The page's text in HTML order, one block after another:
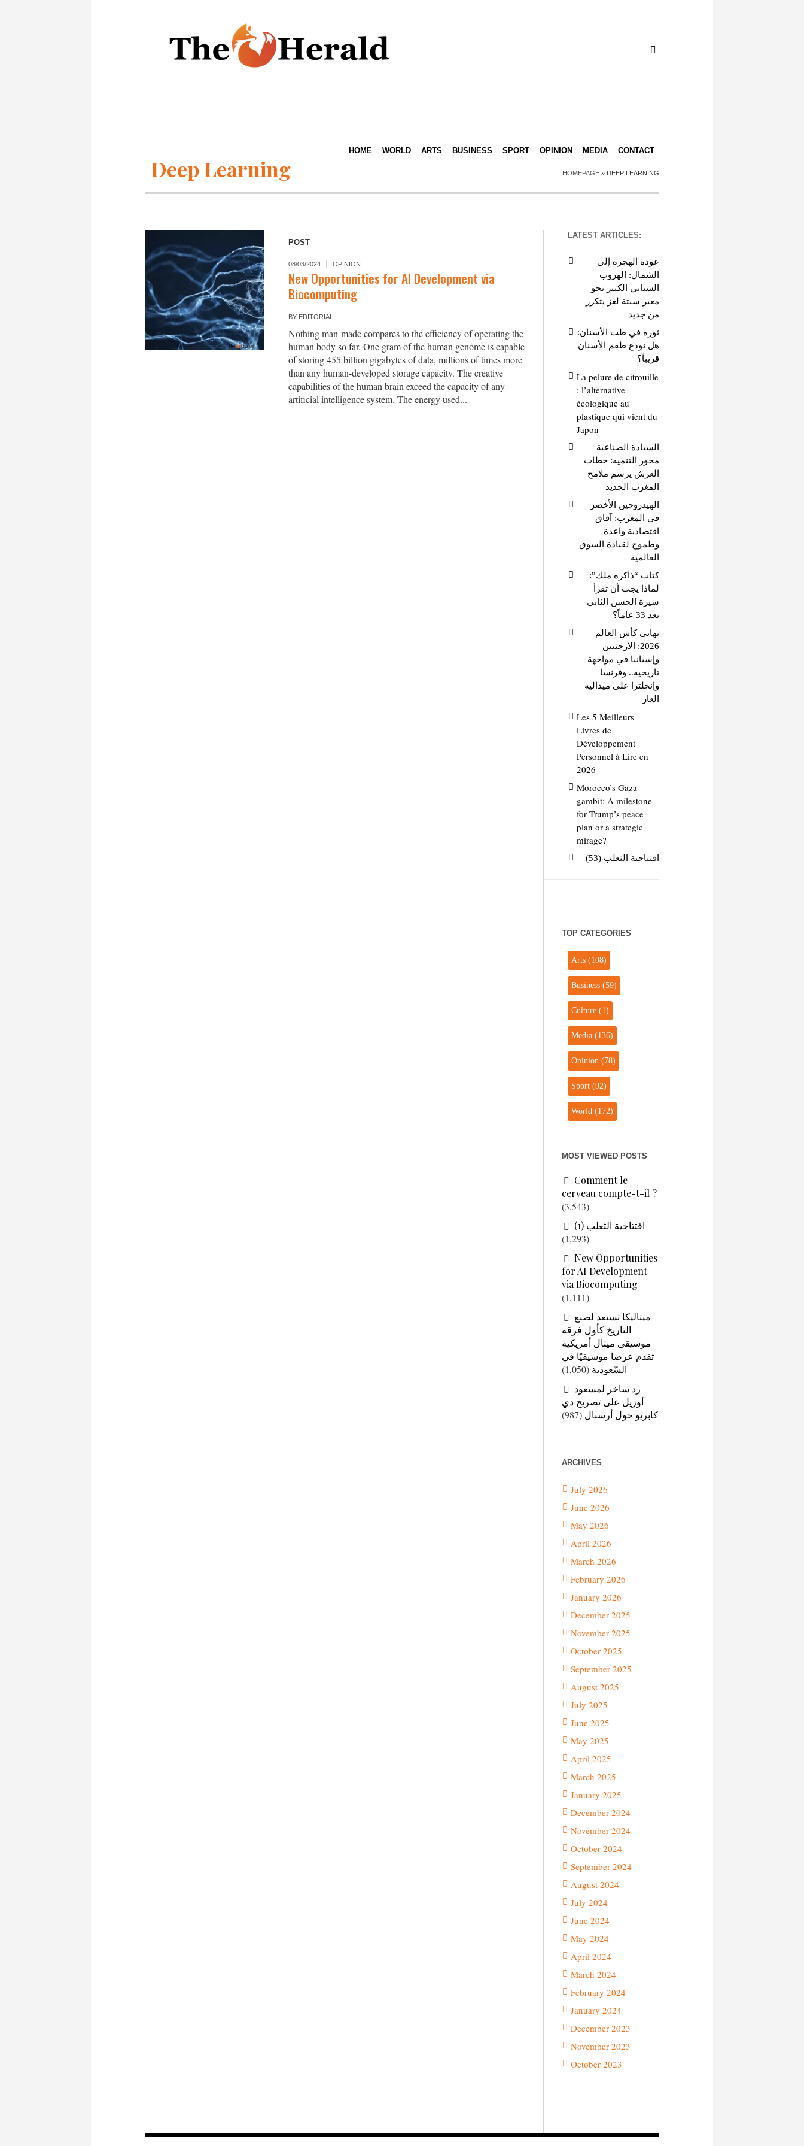
HOME WORLD ARTS BUSINESS SPORT OPINION MEDIA CONTACT
Deep Learning HOMEPAGE » DEEP LEARNING
POST
08/03/2024 OPINION
New Opportunities for AI Development via
Biocomputing
BY EDITORIAL
Nothing man-made compares to the efficiency of operating the
human body so far. One gram of the human genome is capable
of storing 455 billion gigabytes of data, millions of times more
than any human-developed storage capacity. The creative
capabilities of the human brain exceed the capacity of any
artificial intelligence system. The energy used...
LATEST ARTICLES:
عودة الهجرة إلى
الشمال: الهروب
الشبابي الكبير نحو
معبر سبتة لغز يتكرر
من جديد
ثورة في طب الأسنان:
هل نودع طقم الأسنان
قريباً؟
La pelure de citrouille
: l’alternative
écologique au
plastique qui vient du
Japon
السيادة الصناعية
محور التنمية: خطاب
العرش يرسم ملامح
المغرب الجديد
الهيدروجين الأخضر
في المغرب: آفاق
اقتصادية واعدة
وطموح لقيادة السوق
العالمية
كتاب “ذاكرة ملك”:
لماذا يجب أن تقرأ
سيرة الحسن الثاني
بعد 33 عاماً؟
نهائي كأس العالم
2026: الأرجنتين
وإسبانيا في مواجهة
تاريخية.. وفرنسا
وإنجلترا على ميدالية
العار
Les 5 Meilleurs
Livres de
Développement
Personnel à Lire en
2026
Morocco’s Gaza
gambit: A milestone
for Trump’s peace
plan or a strategic
mirage?
افتتاحية الثعلب (53)
TOP CATEGORIES
Arts(108)
Business(59)
Culture(1)
Media(136)
Opinion(78)
Sport(92)
World(172)
MOST VIEWED POSTS
Comment le
cerveau compte-t-il ?
(3,543)
افتتاحية الثعلب (1)
(1,293)
New Opportunities
for AI Development
via Biocomputing
(1,111)
ميتاليكا تستعد لصنع
التاريخ كأول فرقة
موسيقى ميتال أمريكية
تقدم عرضا موسيقيًا في
السّعودية (1,050)
رد ساخر لمسعود
أوزيل على تصريح دي
كابريو حول أرسنال (987)
ARCHIVES
July 2026
June 2026
May 2026
April 2026
March 2026
February 2026
January 2026
December 2025
November 2025
October 2025
September 2025
August 2025
July 2025
June 2025
May 2025
April 2025
March 2025
January 2025
December 2024
November 2024
October 2024
September 2024
August 2024
July 2024
June 2024
May 2024
April 2024
March 2024
February 2024
January 2024
December 2023
November 2023
October 2023